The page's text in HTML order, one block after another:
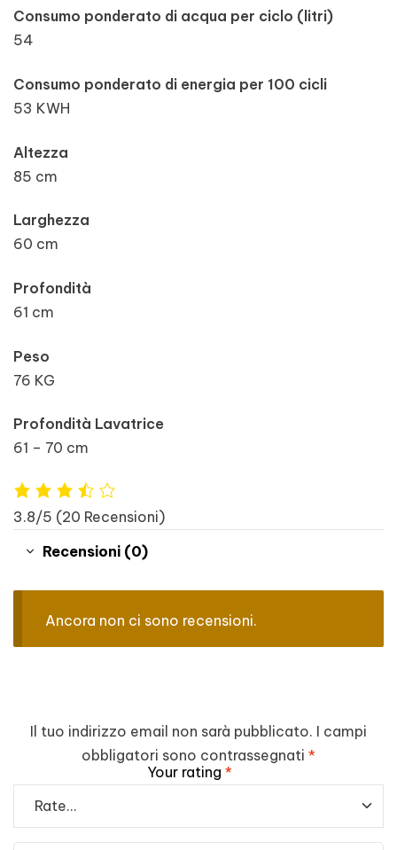
Consumo ponderato di acqua per ciclo (litri)
54
Consumo ponderato di energia per 100 cicli
53 KWH
Altezza
85 cm
Larghezza
60 cm
Profondità
61 cm
Peso
76 KG
Profondità Lavatrice
61 – 70 cm
3.8/5 (20 Recensioni)
Recensioni (0)
Ancora non ci sono recensioni.
Il tuo indirizzo email non sarà pubblicato. I campi
obbligatori sono contrassegnati *
Your rating *